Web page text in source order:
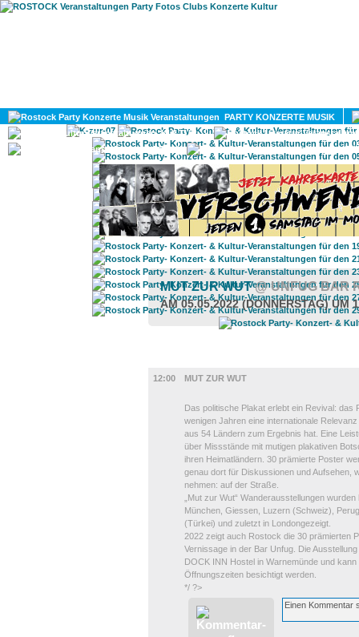
PARTY KONZERTE MUSIK
KULTUR
GAY
MUT ZUR WUT@ UNFUG BAR
AM 05.05.2022 (DONNERSTAG) UM
12:00
MUT ZUR WUT
Das politische Plakat erlebt ein Revival: das
wenigen Jahren eine internationale
aus 54 Ländern zum Ergebnis hat. Eine
über Missstände mit mutigen plakativen
ihren Heimatländern. 30 prämierte Poster
genau dort für Diskussionen und Aufsehen,
nehmen: auf der Straße.
„Mut zur Wut“ Wanderausstellungen
München, Giessen, Luzern (Schweiz),
(Türkei) und zuletzt in Londongezeigt.
2022 zeigt auch Rostock die 30 prämierten
Vernissage in der Bar Unfug. Die
DOCK INN Hostel in Warnemünde und
Öffnungszeiten besichtigt werden.
*/ ?>